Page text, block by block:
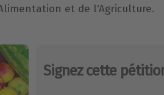
et de l'Agriculture.
Signez cette